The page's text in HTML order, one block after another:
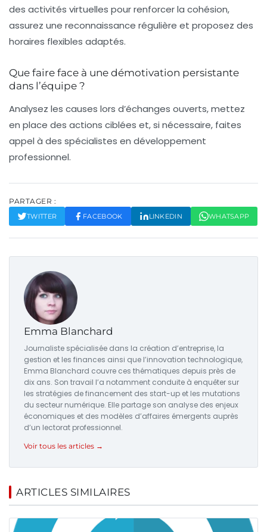
des activités virtuelles pour renforcer la cohésion,
assurez une reconnaissance régulière et proposez des
horaires flexibles adaptés.
Que faire face à une démotivation persistante
dans l’équipe ?
Analysez les causes lors d’échanges ouverts, mettez
en place des actions ciblées et, si nécessaire, faites
appel à des spécialistes en développement
professionnel.
PARTAGER :
TWITTER FACEBOOK LINKEDIN WHATSAPP
Emma Blanchard
Journaliste spécialisée dans la création d’entreprise, la
gestion et les finances ainsi que l’innovation technologique,
Emma Blanchard couvre ces thématiques depuis près de
dix ans. Son travail l’a notamment conduite à enquêter sur
les stratégies de financement des start-up et les mutations
du secteur numérique. Elle partage son analyse des enjeux
économiques et des modèles d’affaires émergents auprès
d’un lectorat professionnel.
Voir tous les articles →
ARTICLES SIMILAIRES